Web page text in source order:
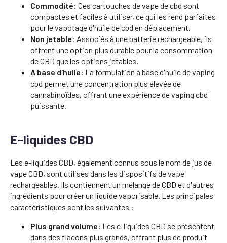
Commodité: Ces cartouches de vape de cbd sont
compactes et faciles à utiliser, ce qui les rend parfaites
pour le vapotage d'huile de cbd en déplacement.
Non jetable: Associés à une batterie rechargeable, ils
offrent une option plus durable pour la consommation
de CBD que les options jetables.
A base d'huile: La formulation à base d'huile de vaping
cbd permet une concentration plus élevée de
cannabinoïdes, offrant une expérience de vaping cbd
puissante.
E-liquides CBD
Les e-liquides CBD, également connus sous le nom de jus de
vape CBD, sont utilisés dans les dispositifs de vape
rechargeables. Ils contiennent un mélange de CBD et d'autres
ingrédients pour créer un liquide vaporisable. Les principales
caractéristiques sont les suivantes :
Plus grand volume: Les e-liquides CBD se présentent
dans des flacons plus grands, offrant plus de produit